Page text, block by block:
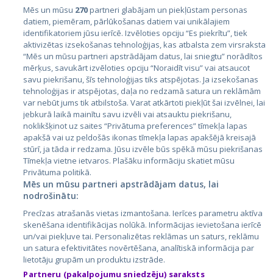
Valstis
Igaunija
Latvija
Lietuva
City24.lv
City24.ee
GetaPro.lv
GetaPro.ee
Skelbiu.lt
CVbankas.lt
Kainos.lt
Paslaugos.lt
auto24.ee
Mēs un mūsu 270partneri glabājam un piekļūstam personas
datiem, piemēram, pārlūkošanas datiem vai unikālajiem
identifikatoriem jūsu ierīcē. Izvēloties opciju “Es piekrītu”, tiek
aktivizētas izsekošanas tehnoloģijas, kas atbalsta zem virsraksta
“Mēs un mūsu partneri apstrādājam datus, lai sniegtu” norādītos
mērķus, savukārt izvēloties opciju “Noraidīt visu” vai atsaucot
savu piekrišanu, šīs tehnoloģijas tiks atspējotas. Ja izsekošanas
tehnoloģijas ir atspējotas, daļa no redzamā satura un reklāmām
var nebūt jums tik atbilstoša. Varat atkārtoti piekļūt šai izvēlnei, lai
jebkurā laikā mainītu savu izvēli vai atsauktu piekrišanu,
noklikšķinot uz saites “Privātuma preferences” tīmekļa lapas
apakšā vai uz peldošās ikonas tīmekļa lapas apakšējā kreisajā
stūrī, ja tāda ir redzama. Jūsu izvēle būs spēkā mūsu piekrišanas
Tīmekļa vietne ietvaros. Plašāku informāciju skatiet mūsu
Privātuma politikā.
Mēs un mūsu partneri apstrādājam datus, lai
nodrošinātu:
Precīzas atrašanās vietas izmantošana. Ierīces parametru aktīva
skenēšana identifikācijas nolūkā. Informācijas ievietošana ierīcē
un/vai piekļuve tai. Personalizētas reklāmas un saturs, reklāmu
un satura efektivitātes novērtēšana, analītiskā informācija par
lietotāju grupām un produktu izstrāde.
Partneru (pakalpojumu sniedzēju) saraksts